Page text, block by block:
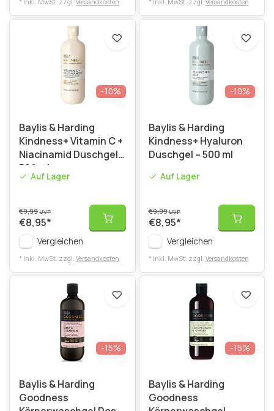
* Inkl. MwSt. zzgl. Versandkosten * Inkl. MwSt. zzgl. Versandkosten
-10%
Baylis & Harding
Kindness+ Vitamin C +
Niacinamid Duschgel –
500 ml
Auf Lager
€9,99UVP
€8,95*
Vergleichen
* Inkl. MwSt. zzgl. Versandkosten
-10%
Baylis & Harding
Kindness+ Hyaluron
Duschgel – 500 ml
Auf Lager
€9,99UVP
€8,95*
Vergleichen
* Inkl. MwSt. zzgl. Versandkosten
-15%
Baylis & Harding
Goodness
-15%
Baylis & Harding
Goodness